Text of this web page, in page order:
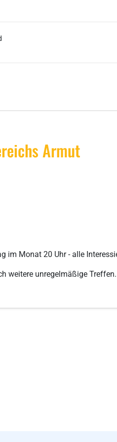
Armut
im Monat 20 Uhr - alle
weitere unregelmäßige Treffen.